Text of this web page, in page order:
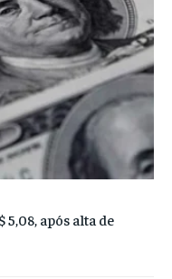
após alta de